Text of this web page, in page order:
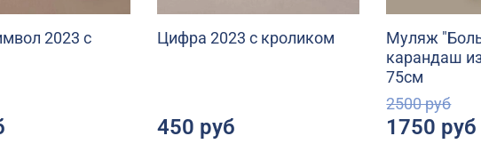
2023 с
Цифра 2023 с кроликом
450 руб
Муляж
карандаш
75см
2500 руб
1750 руб